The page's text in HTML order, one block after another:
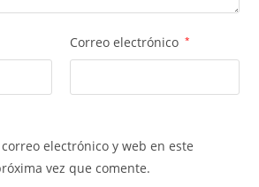
Correo electrónico *
electrónico y web en este
vez que comente.